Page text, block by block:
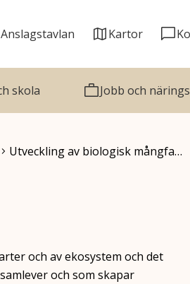
Anslagstavlan Kartor
skola Jobb och
Utveckling av biologisk mångfa…
och av ekosystem och det
och som skapar